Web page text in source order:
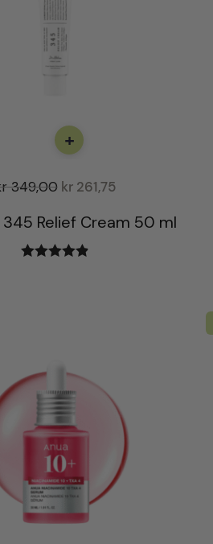
+
345 Relief Cream 50 ml
349,00 kr261,75